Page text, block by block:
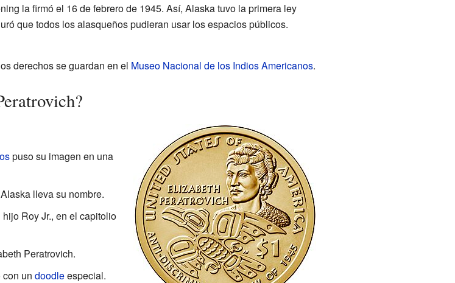
la firmó el 16 de febrero de 1945. Así, Alaska tuvo la primera ley
que todos los alasqueños pudieran usar los espacios públicos.
derechos se guardan en el Museo Nacional de los Indios Americanos.
puso su imagen en una
lleva su nombre.
Roy Jr., en el capitolio
Peratrovich.
un doodleespecial.